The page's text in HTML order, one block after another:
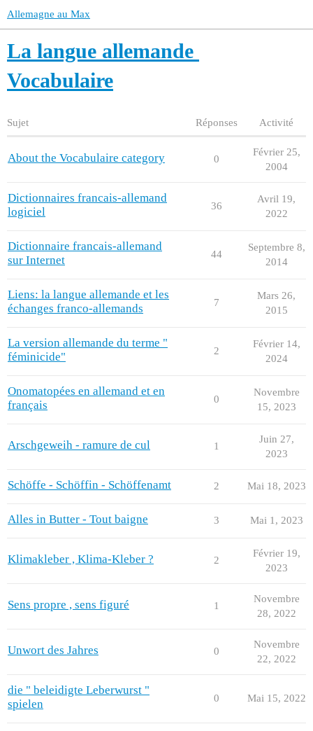
Allemagne au Max
La langue allemande
Vocabulaire
Sujet Réponses Activité
About the Vocabulaire category 0
Février 25,
2004
Dictionnaires francais-allemand
logiciel
36
Avril 19,
2022
Dictionnaire francais-allemand
sur Internet
44
Septembre 8,
2014
Liens: la langue allemande et les
échanges franco-allemands
7
Mars 26,
2015
La version allemande du terme "
féminicide"
2
Février 14,
2024
Onomatopées en allemand et en
français
0
Novembre
15, 2023
Arschgeweih - ramure de cul 1
Juin 27,
2023
Schöffe - Schöffin - Schöffenamt 2 Mai 18, 2023
Alles in Butter - Tout baigne 3 Mai 1, 2023
Klimakleber , Klima-Kleber ? 2
Février 19,
2023
Sens propre , sens figuré 1
Novembre
28, 2022
Unwort des Jahres 0
Novembre
22, 2022
die " beleidigte Leberwurst "
spielen
0 Mai 15, 2022